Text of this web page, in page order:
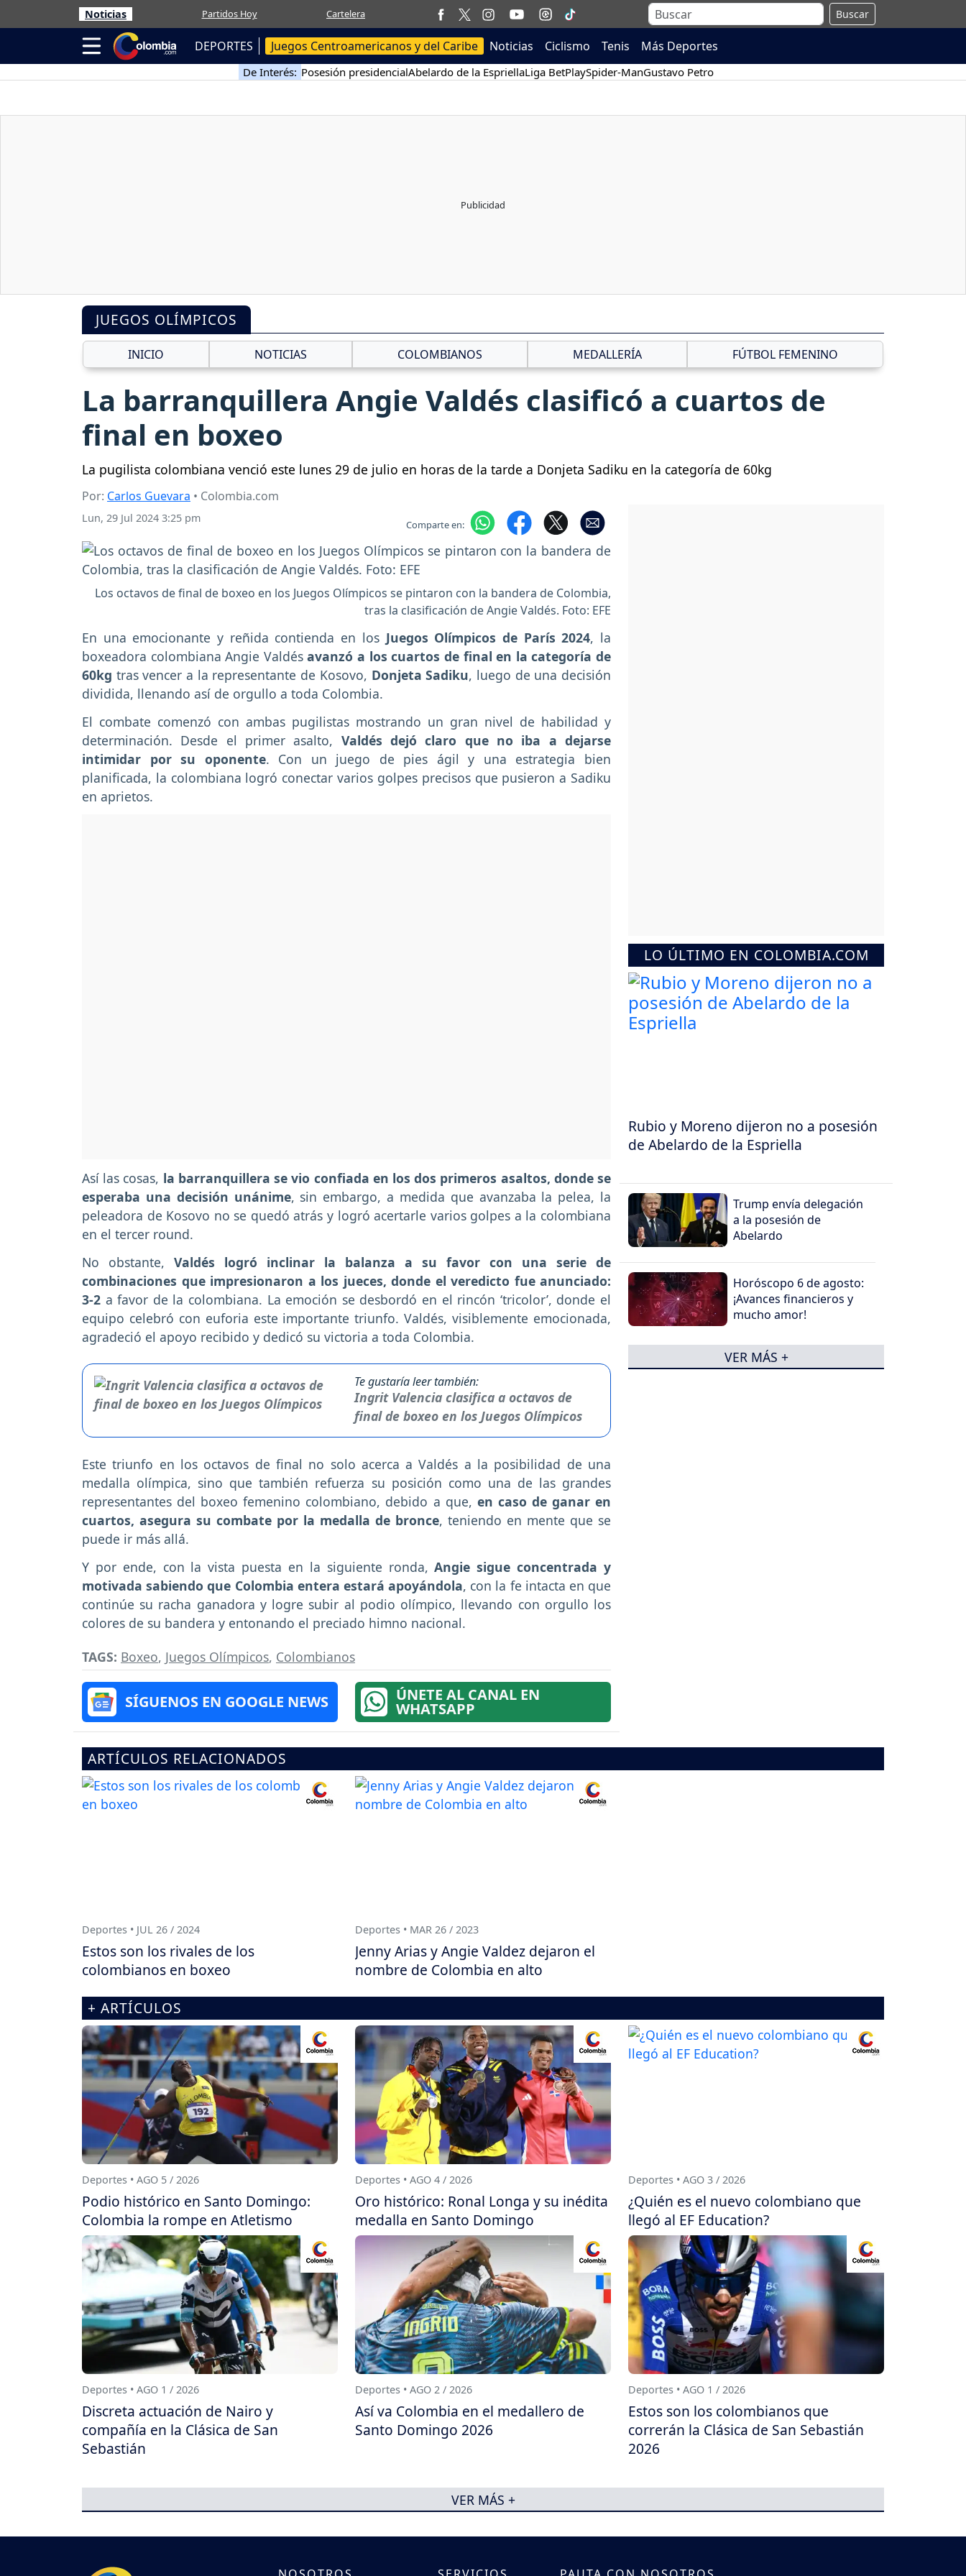
Noticias Partidos Hoy Cartelera Buscar
DEPORTES Juegos Centroamericanos y del Caribe Noticias Ciclismo Tenis Más Deportes
De Interés: Posesión presidencialAbelardo de la EspriellaLiga BetPlaySpider-ManGustavo Petro
JUEGOS OLÍMPICOS
INICIO NOTICIAS COLOMBIANOS MEDALLERÍA FÚTBOL FEMENINO
La barranquillera Angie Valdés clasificó a cuartos de
final en boxeo
La pugilista colombiana venció este lunes 29 de julio en horas de la tarde a Donjeta Sadiku en la categoría de 60kg
Por: Carlos Guevara • Colombia.com
Lun, 29 Jul 2024 3:25 pm Comparte en:
Los octavos de final de boxeo en los Juegos Olímpicos se pintaron con la bandera de Colombia,
tras la clasificación de Angie Valdés. Foto: EFE
En una emocionante y reñida contienda en los Juegos Olímpicos de París 2024, la
boxeadora colombiana Angie Valdésavanzó a los cuartos de final en la categoría de
60kg tras vencer a la representante de Kosovo, Donjeta Sadiku, luego de una decisión
dividida, llenando así de orgullo a toda Colombia.
El combate comenzó con ambas pugilistas mostrando un gran nivel de habilidad y
determinación. Desde el primer asalto, Valdés dejó claro que no iba a dejarse
intimidar por su oponente. Con un juego de pies ágil y una estrategia bien
planificada, la colombiana logró conectar varios golpes precisos que pusieron a Sadiku
en aprietos.
Así las cosas, la barranquillera se vio confiada en los dos primeros asaltos, donde se
esperaba una decisión unánime, sin embargo, a medida que avanzaba la pelea, la
peleadora de Kosovo no se quedó atrás y logró acertarle varios golpes a la colombiana
en el tercer round.
No obstante, Valdés logró inclinar la balanza a su favor con una serie de
combinaciones que impresionaron a los jueces, donde el veredicto fue anunciado:
3-2 a favor de la colombiana. La emoción se desbordó en el rincón ‘tricolor’, donde el
equipo celebró con euforia este importante triunfo. Valdés, visiblemente emocionada,
agradeció el apoyo recibido y dedicó su victoria a toda Colombia.
Te gustaría leer también:
Ingrit Valencia clasifica a octavos de
final de boxeo en los Juegos Olímpicos
Este triunfo en los octavos de final no solo acerca a Valdés a la posibilidad de una
medalla olímpica, sino que también refuerza su posición como una de las grandes
representantes del boxeo femenino colombiano, debido a que, en caso de ganar en
cuartos, asegura su combate por la medalla de bronce, teniendo en mente que se
puede ir más allá.
Y por ende, con la vista puesta en la siguiente ronda,Angie sigue concentrada y
motivada sabiendo que Colombia entera estará apoyándola, con la fe intacta en que
continúe su racha ganadora y logre subir al podio olímpico, llevando con orgullo los
colores de su bandera y entonando el preciado himno nacional.
TAGS: Boxeo, Juegos Olímpicos, Colombianos
SÍGUENOS EN GOOGLE NEWS ÚNETE AL CANAL EN
WHATSAPP
LO ÚLTIMO EN COLOMBIA.COM
Rubio y Moreno dijeron no a posesión
de Abelardo de la Espriella
Trump envía delegación
a la posesión de
Abelardo
Horóscopo 6 de agosto:
¡Avances financieros y
mucho amor!
VER MÁS +
ARTÍCULOS RELACIONADOS
Deportes • JUL 26 / 2024
Estos son los rivales de los
colombianos en boxeo
Deportes • MAR 26 / 2023
Jenny Arias y Angie Valdez dejaron el
nombre de Colombia en alto
+ ARTÍCULOS
Deportes • AGO 5 / 2026
Podio histórico en Santo Domingo:
Colombia la rompe en Atletismo
Deportes • AGO 4 / 2026
Oro histórico: Ronal Longa y su inédita
medalla en Santo Domingo
Deportes • AGO 3 / 2026
¿Quién es el nuevo colombiano que
llegó al EF Education?
Deportes • AGO 1 / 2026
Discreta actuación de Nairo y
compañía en la Clásica de San
Sebastián
Deportes • AGO 2 / 2026
Así va Colombia en el medallero de
Santo Domingo 2026
Deportes • AGO 1 / 2026
Estos son los colombianos que
correrán la Clásica de San Sebastián
2026
VER MÁS +